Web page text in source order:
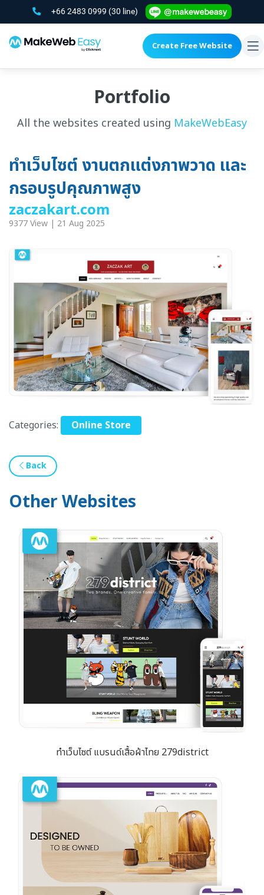
+66 2483 0999 (30 line)
Create Free Website
Portfolio
All the websites created using MakeWebEasy
ทำเว็บไซต์ งานตกแต่งภาพวาด และ
กรอบรูปคุณภาพสูง
zaczakart.com
9377 View | 21 Aug 2025
Categories: Online Store
Back
Other Websites
ทำเว็บไซต์ แบรนด์เสื้อผ้าไทย 279district